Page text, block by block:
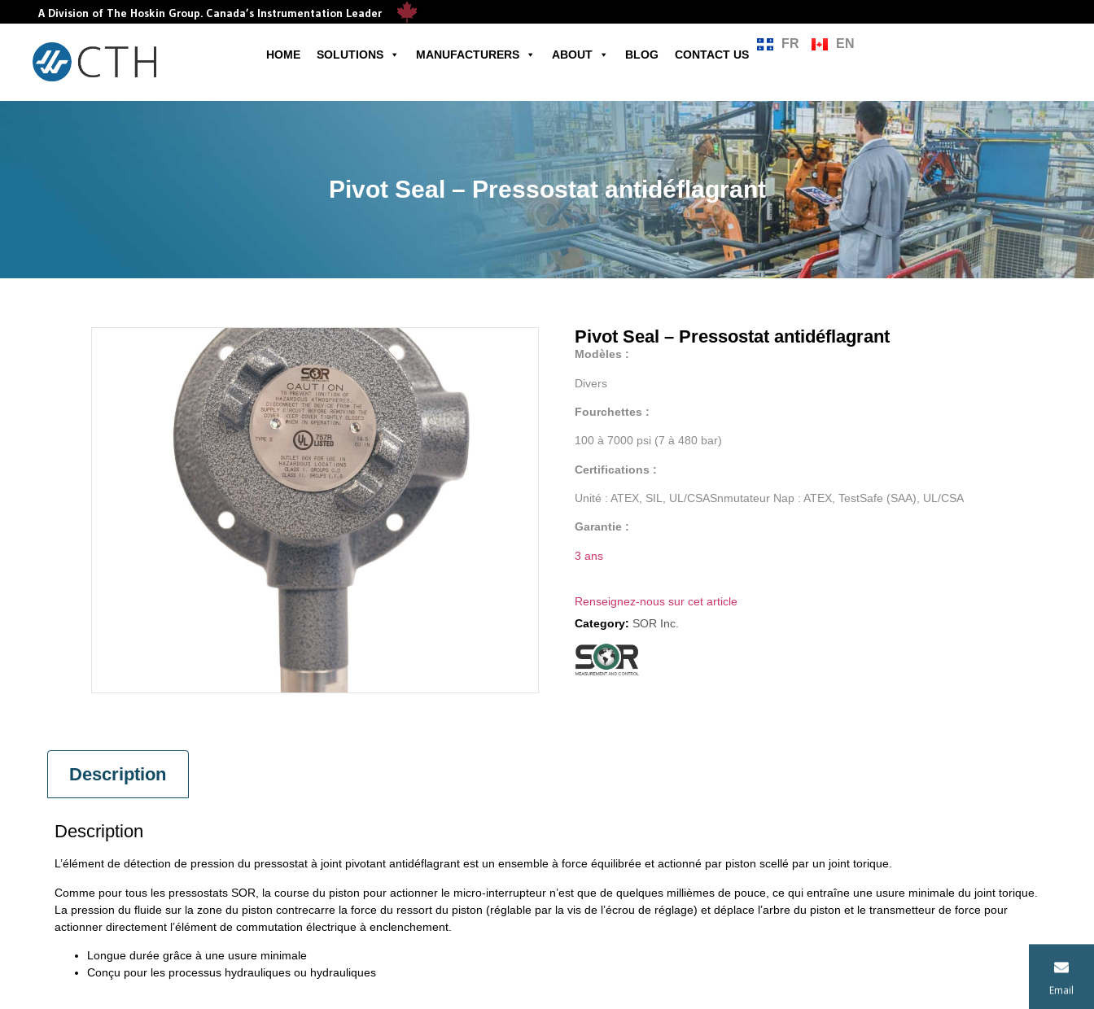
Email
A Division of The Hoskin Group. Canada’s Instrumentation Leader
HOME SOLUTIONS MANUFACTURERS ABOUT BLOG CONTACT US
FR EN
Pivot Seal – Pressostat antidéflagrant
Pivot Seal – Pressostat antidéflagrant
Modèles :
Divers
Fourchettes :
100 à 7000 psi (7 à 480 bar)
Certifications :
Unité : ATEX, SIL, UL/CSASnmutateur Nap : ATEX, TestSafe (SAA), UL/CSA
Garantie :
3 ans
Renseignez-nous sur cet article
Category: SOR Inc.
Description
Description
L’élément de détection de pression du pressostat à joint pivotant antidéflagrant est un ensemble à force équilibrée et actionné par piston scellé par un joint torique.
Comme pour tous les pressostats SOR, la course du piston pour actionner le micro-interrupteur n’est que de quelques millièmes de pouce, ce qui entraîne une usure minimale du joint torique.
La pression du fluide sur la zone du piston contrecarre la force du ressort du piston (réglable par la vis de l’écrou de réglage) et déplace l’arbre du piston et le transmetteur de force pour
actionner directement l’élément de commutation électrique à enclenchement.
Longue durée grâce à une usure minimale
Conçu pour les processus hydrauliques ou hydrauliques